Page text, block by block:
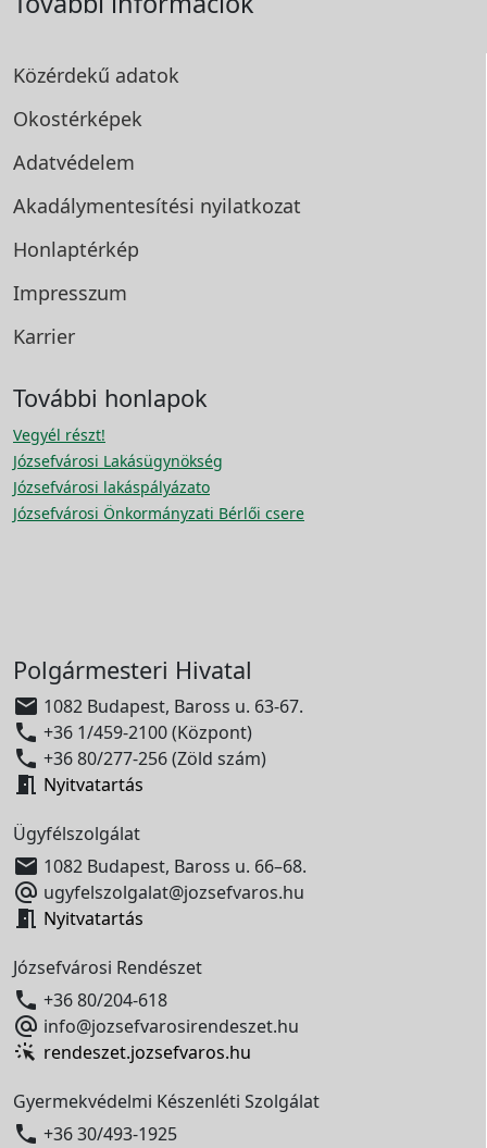
Közérdekű adatok
Okostérképek
Adatvédelem
Akadálymentesítési nyilatkozat
Honlaptérkép
Impresszum
Karrier
További honlapok
Vegyél részt!
Józsefvárosi Lakásügynökség
Józsefvárosi lakáspályázato
Józsefvárosi Önkormányzati Bérlői csere
Polgármesteri Hivatal
 1082 Budapest, Baross u. 63-67.
 +36 1/459-2100 (Központ)
 +36 80/277-256 (Zöld szám)
 Nyitvatartás
Ügyfélszolgálat
 1082 Budapest, Baross u. 66–68.
 ugyfelszolgalat@jozsefvaros.hu
 Nyitvatartás
Józsefvárosi Rendészet
 +36 80/204-618
 info@jozsefvarosirendeszet.hu
rendeszet.jozsefvaros.hu
Gyermekvédelmi Készenléti Szolgálat
 +36 30/493-1925